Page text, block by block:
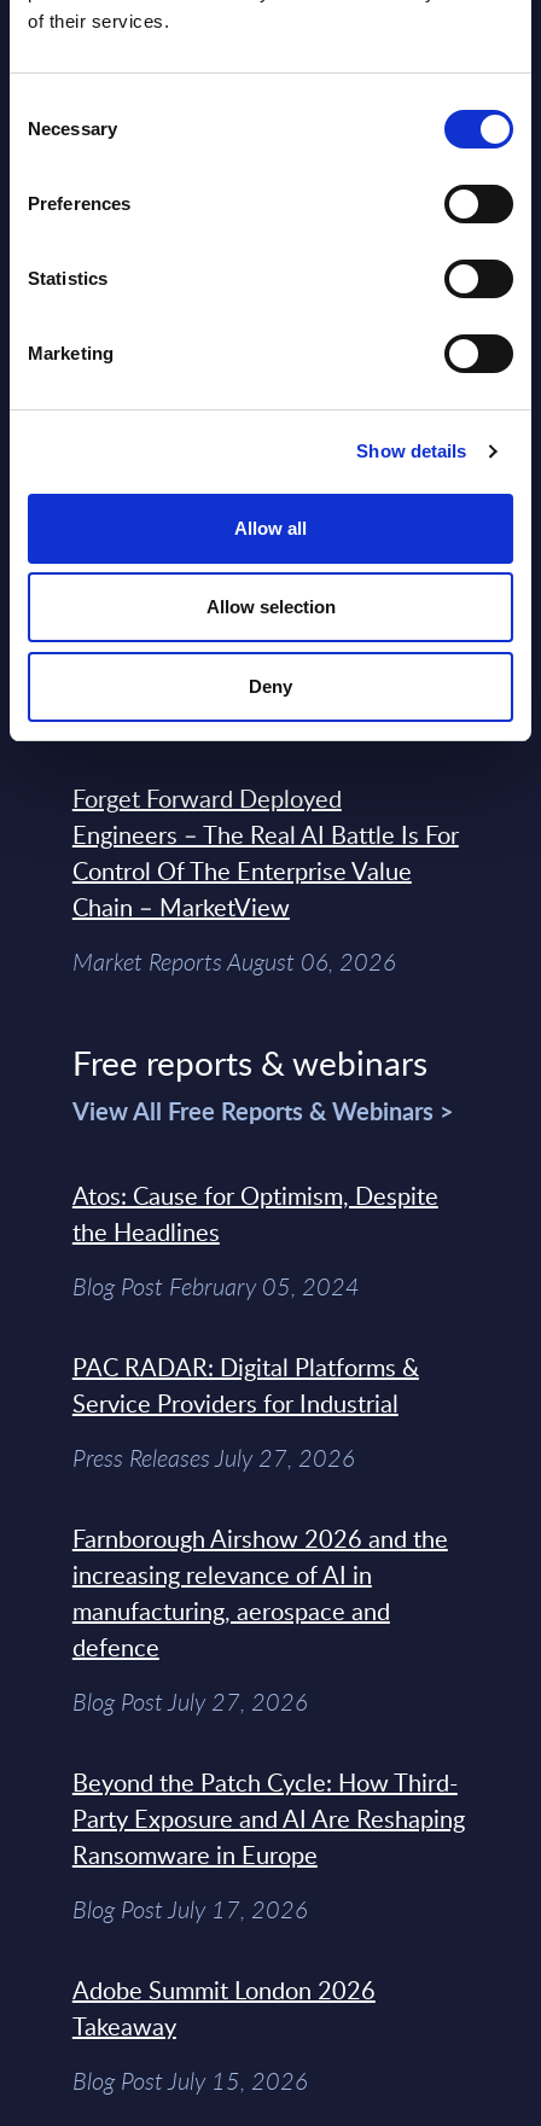
of their services.
Selection
Necessary
Preferences
Statistics
Marketing
Show details
Allow all
Allow selection
Deny
NEW
Segments - Market Figures - Romania
Datamart August 07,
Segments - Market Figures - Poland
NEW
Terraform, Vault, and Ansible
Market Reports August 06, 2026
Forget Forward Deployed
Engineers – The Real AI Battle Is For
Control Of The Enterprise Value
Chain – MarketView
Market Reports August 06, 2026
Free reports & webinars
View All Free Reports & Webinars >
Atos: Cause for Optimism, Despite
the Headlines
Blog Post February 05, 2024
PAC RADAR: Digital Platforms &
Service Providers for Industrial
Press Releases July 27, 2026
Farnborough Airshow 2026 and the
increasing relevance of AI in
manufacturing, aerospace and
defence
Blog Post July 27, 2026
Beyond the Patch Cycle: How Third-
Party Exposure and AI Are Reshaping
Ransomware in Europe
Blog Post July 17, 2026
Adobe Summit London 2026
Takeaway
Blog Post July 15, 2026